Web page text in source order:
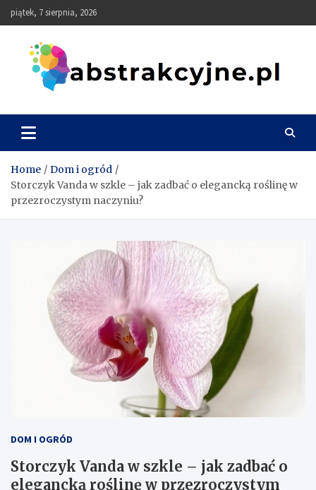
Skip
to
piątek, 7 sierpnia, 2026
Abstrakcyjne
Home
Dom i ogród
Storczyk Vanda w szkle – jak zadbać o elegancką roślinę w
przezroczystym naczyniu?
DOM I OGRÓD
Storczyk Vanda w szkle – jak zadbać o
elegancką roślinę w przezroczystym